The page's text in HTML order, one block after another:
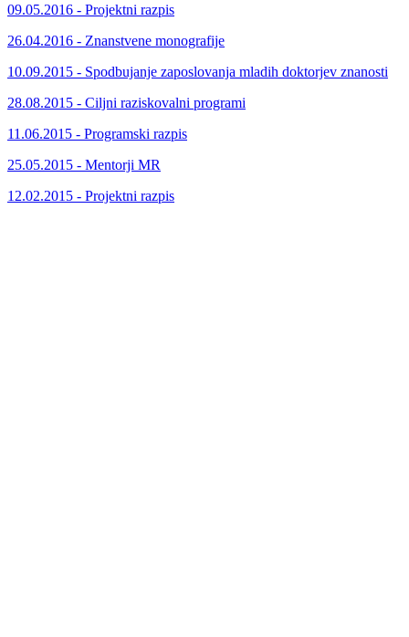
09.05.2016 - Projektni razpis
26.04.2016 - Znanstvene monografije
10.09.2015 - Spodbujanje zaposlovanja mladih doktorjev znanosti
28.08.2015 - Ciljni raziskovalni programi
11.06.2015 - Programski razpis
25.05.2015 - Mentorji MR
12.02.2015 - Projektni razpis